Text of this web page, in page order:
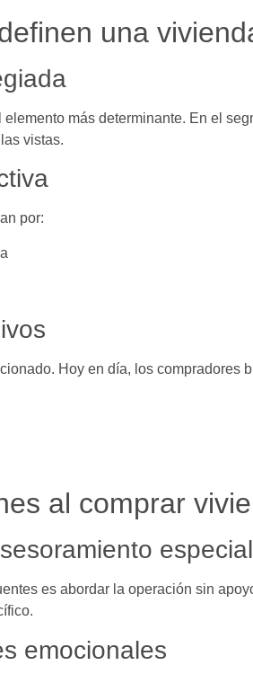
una
más determinante. En el
vistas.
por:
Hoy en día, los compradores
al comprar
es abordar la operación sin
emocionales